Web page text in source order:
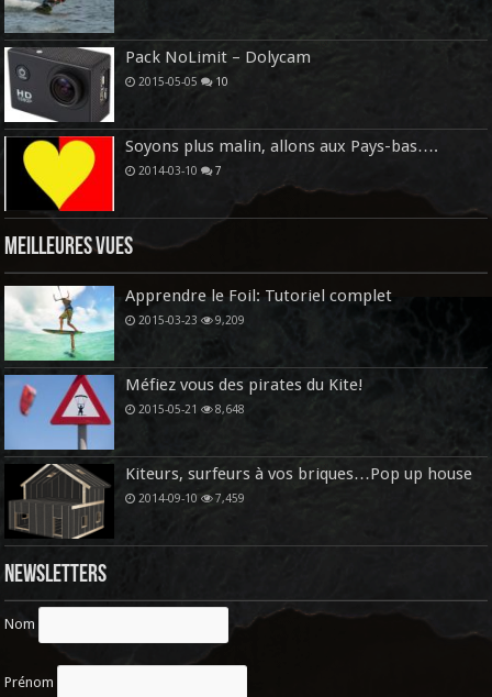
Pack NoLimit – Dolycam
2015-05-05 10
Soyons plus malin, allons aux Pays-bas….
2014-03-10 7
Meilleures vues
Apprendre le Foil: Tutoriel complet
2015-03-23 9,209
Méfiez vous des pirates du Kite!
2015-05-21 8,648
Kiteurs, surfeurs à vos briques…Pop up house
2014-09-10 7,459
Newsletters
Nom
Prénom